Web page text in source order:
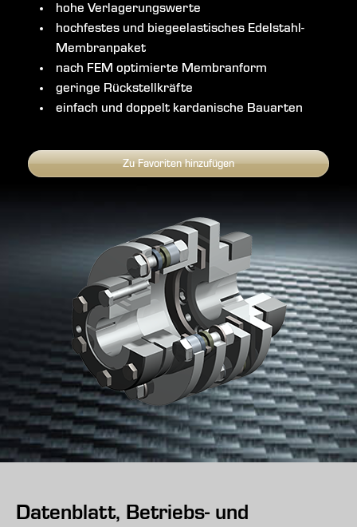
hohe Verlagerungswerte
hochfestes und biegeelastisches Edelstahl-
Membranpaket
nach FEM optimierte Membranform
geringe Rückstellkräfte
einfach und doppelt kardanische Bauarten
Zu Favoriten hinzufügen
Datenblatt, Betriebs- und